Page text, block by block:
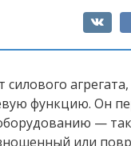
функцию. Он
—
или